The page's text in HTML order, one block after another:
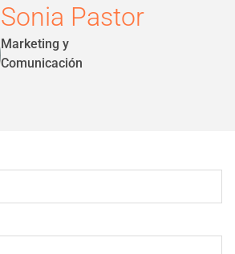
Sonia Pastor
Marketing y
Comunicación